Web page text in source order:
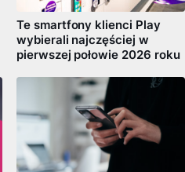
Te smartfony klienci Play
wybierali najczęściej w
pierwszej połowie 2026 roku